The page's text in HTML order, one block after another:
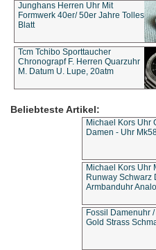
Junghans Herren Uhr Mit
Formwerk 40er/ 50er Jahre Tolles
Blatt
Tcm Tchibo Sporttaucher
Chronograpf F. Herren Quarzuhr
M. Datum U. Lupe, 20atm
Beliebteste Artikel:
Michael Kors Uhr
Damen - Uhr
Michael Kors Uhr
Runway Schwarz
Armbanduhr
Fossil Damenuhr
Gold Strass